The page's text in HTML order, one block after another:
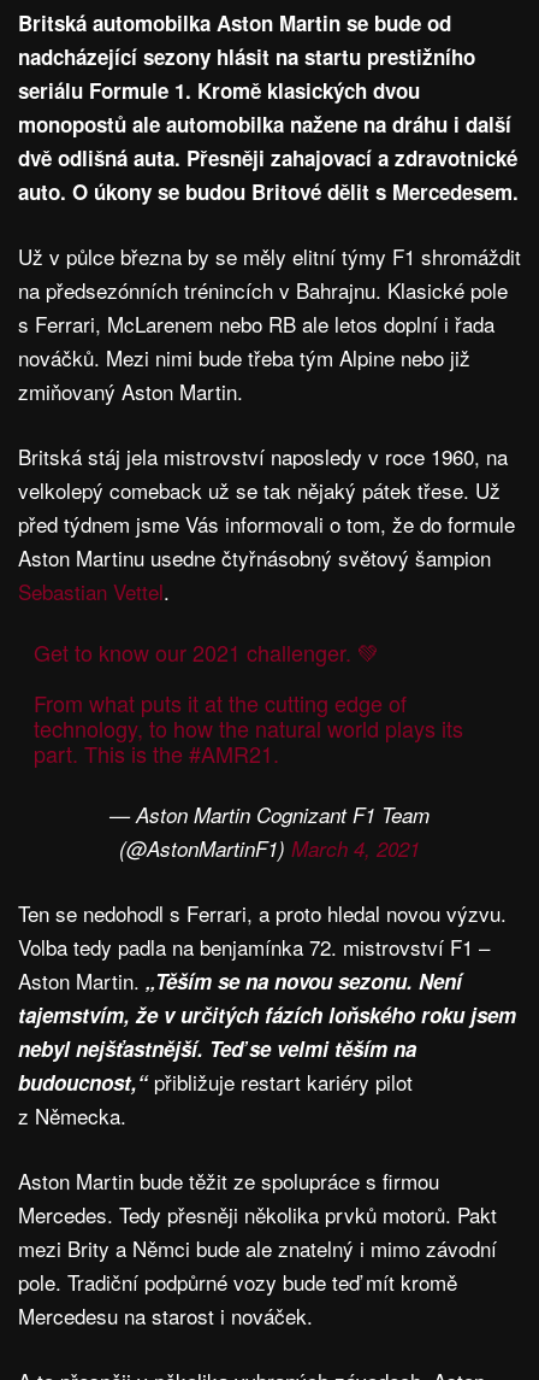
Britská automobilka Aston Martin se bude od
nadcházející sezony hlásit na startu prestižního
seriálu Formule 1. Kromě klasických dvou
monopostů ale automobilka nažene na dráhu i další
dvě odlišná auta. Přesněji zahajovací a zdravotnické
auto. O úkony se budou Britové dělit s Mercedesem.
Už v půlce března by se měly elitní týmy F1 shromáždit
na předsezónních trénincích v Bahrajnu. Klasické pole
s Ferrari, McLarenem nebo RB ale letos doplní i řada
nováčků. Mezi nimi bude třeba tým Alpine nebo již
zmiňovaný Aston Martin.
Britská stáj jela mistrovství naposledy v roce 1960, na
velkolepý comeback už se tak nějaký pátek třese. Už
před týdnem jsme Vás informovali o tom, že do formule
Aston Martinu usedne čtyřnásobný světový šampion
Sebastian Vettel.
Get to know our 2021 challenger. 💚
From what puts it at the cutting edge of
technology, to how the natural world plays its
part. This is the #AMR21.
— Aston Martin Cognizant F1 Team
(@AstonMartinF1) March 4, 2021
Ten se nedohodl s Ferrari, a proto hledal novou výzvu.
Volba tedy padla na benjamínka 72. mistrovství F1 –
Aston Martin. „Těším se na novou sezonu. Není
tajemstvím, že v určitých fázích loňského roku jsem
nebyl nejšťastnější. Teď se velmi těším na
budoucnost,“přibližuje restart kariéry pilot
z Německa.
Aston Martin bude těžit ze spolupráce s firmou
Mercedes. Tedy přesněji několika prvků motorů. Pakt
mezi Brity a Němci bude ale znatelný i mimo závodní
pole. Tradiční podpůrné vozy bude teď mít kromě
Mercedesu na starost i nováček.